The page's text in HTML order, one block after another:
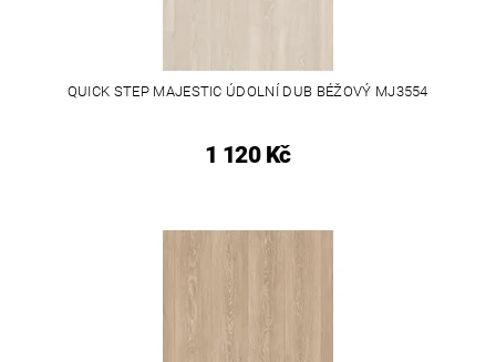
QUICK STEP MAJESTIC ÚDOLNÍ DUB BÉŽOVÝ MJ3554
1 120 Kč